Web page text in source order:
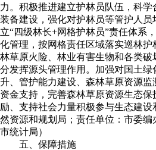
力。积极推进建立护林员队伍，科
装备建设，强化对护林员等管护人
立“四级林长+网格护林员”责任体系
化管理，按网格责任区域落实巡林
林草原火险、林业有害生物和各类
分发挥源头管理作用。加强对国土
升、管护能力建设、森林草原资源
资金支持，完善森林草原资源生态
励、支持社会力量积极参与生态建
然资源和规划局；责任单位：市委编
市统计局）
五、保障措施